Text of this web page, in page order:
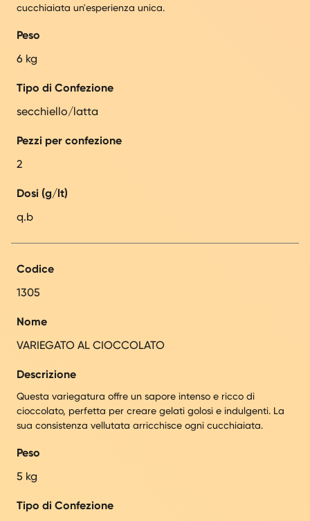
cucchiaiata un'esperienza unica.
Peso
6 kg
Tipo di Confezione
secchiello/latta
Pezzi per confezione
2
Dosi (g/lt)
q.b
Codice
1305
Nome
VARIEGATO AL CIOCCOLATO
Descrizione
Questa variegatura offre un sapore intenso e ricco di
cioccolato, perfetta per creare gelati golosi e indulgenti. La
sua consistenza vellutata arricchisce ogni cucchiaiata.
Peso
5 kg
Tipo di Confezione